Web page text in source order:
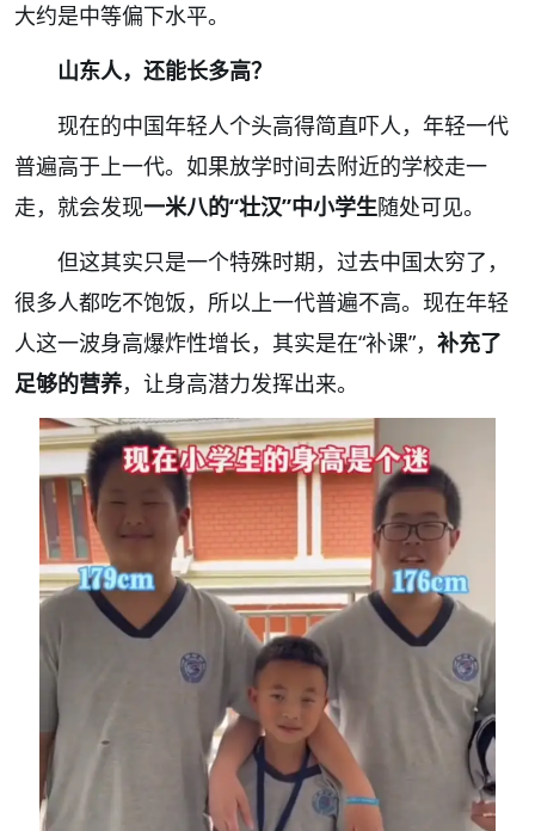
大约是中等偏下水平。
山东人，还能长多高？
现在的中国年轻人个头高得简直吓人， 年轻一代
普遍高于上一代。如果放学时间去附近的学校走一
走，就会发现一米八的“壮汉”中小学生随处可见。
但这其实只是一个特殊时期，过去中国太穷了，
很多人都吃不饱饭，所以上一代普遍不高。现在年轻
人这一波身高爆炸性增长，其实是在“补课”， 补充了
足够的营养，让身高潜力发挥出来。